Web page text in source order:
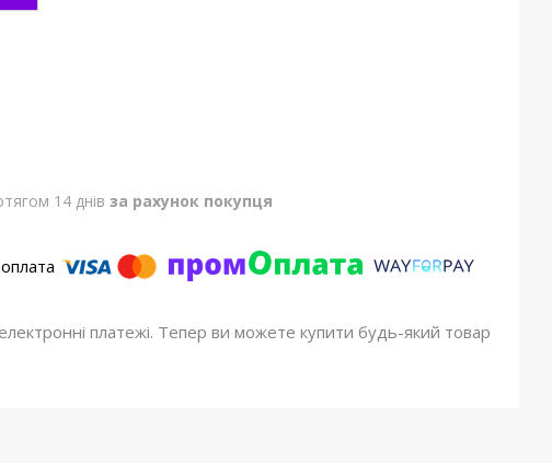
14 днів за рахунок покупця
електронні платежі. Тепер ви можете купити будь-який товар